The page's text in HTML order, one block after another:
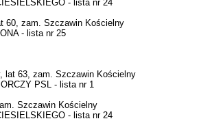
- lista nr 24
zam. Szczawin Kościelny
- lista nr 25
63, zam. Szczawin Kościelny
PSL - lista nr 1
Szczawin Kościelny
- lista nr 24